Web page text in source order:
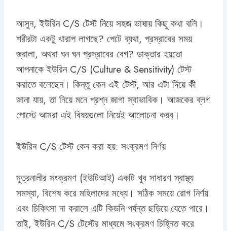
আসুন, ইউরিন C/S টেস্ট নিয়ে সহজ ভাষায় কিছু কথা বলি।
শরীরটা একটু খারাপ লাগছে? পেটে ব্যথা, প্রস্রাবের সময়
জ্বালা, অথবা ঘন ঘন প্রস্রাবের বেগ? ডাক্তার হয়তো
আপনাকে ইউরিন C/S (Culture & Sensitivity) টেস্ট
করাতে বলেছেন। কিন্তু কেন এই টেস্ট, আর এটা দিয়ে কী
জানা যায়, তা নিয়ে মনে প্রশ্ন জাগা স্বাভাবিক। আজকের ব্লগ
পোস্টে আমরা এই বিষয়গুলো নিয়েই আলোচনা করব।
ইউরিন C/S টেস্ট কেন করা হয়: সংক্রমণ নির্ণয়
মূত্রনালীর সংক্রমণ (ইউটিআই) একটি খুব সাধারণ স্বাস্থ্য
সমস্যা, বিশেষ করে মহিলাদের মধ্যে। সঠিক সময়ে রোগ নির্ণয়
এবং চিকিৎসা না করালে এটি কিডনি পর্যন্ত ছড়িয়ে যেতে পারে।
তাই, ইউরিন C/S টেস্টের মাধ্যমে সংক্রমণ চিহ্নিত করে